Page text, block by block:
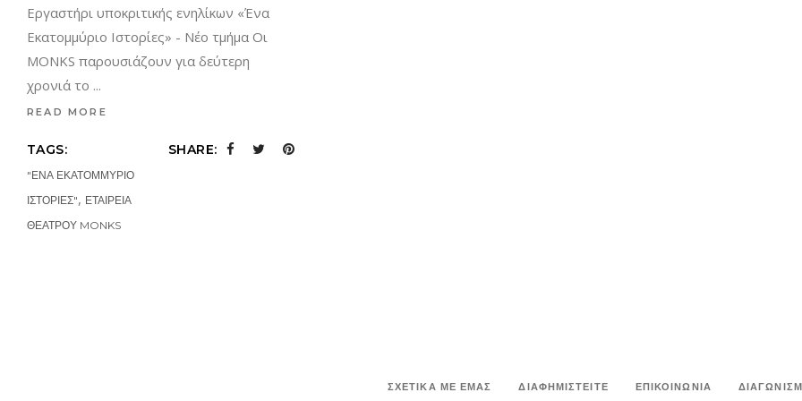
Εργαστήρι υποκριτικής ενηλίκων «Ένα
Εκατομμύριο Ιστορίες» - Νέο τμήμα Οι
MONKS παρουσιάζουν για δεύτερη
χρονιά το
READ MORE
TAGS:
"ΕΝΑ ΕΚΑΤΟΜΜΥΡΙΟ
ΙΣΤΟΡΙΕΣ", ΕΤΑΙΡΕΙΑ
ΘΕΑΤΡΟΥ MONKS
SHARE:
ΣΧΕΤΙΚΑ ΜΕ ΕΜΑΣ ΔΙΑΦΗΜΙΣΤΕΙΤΕ ΕΠΙΚΟΙΝΩΝΙΑ